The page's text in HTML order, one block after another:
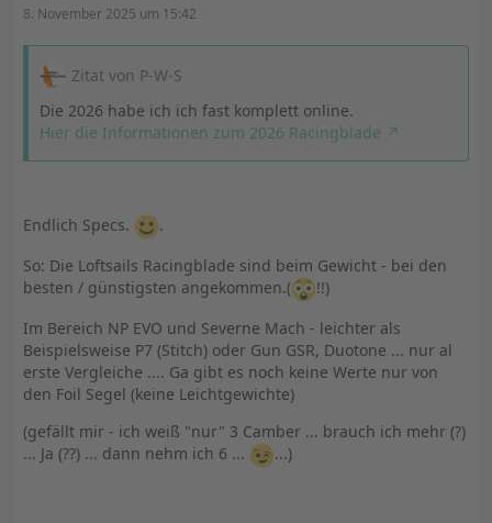
8. November 2025 um 15:42
Zitat von P-W-S
Die 2026 habe ich ich fast komplett online.
Hier die Informationen zum 2026 Racingblade
Endlich Specs.
.
So: Die Loftsails Racingblade sind beim Gewicht - bei den
besten / günstigsten angekommen.(
!!)
Im Bereich NP EVO und Severne Mach - leichter als
Beispielsweise P7 (Stitch) oder Gun GSR, Duotone ... nur al
erste Vergleiche .... Ga gibt es noch keine Werte nur von
den Foil Segel (keine Leichtgewichte)
(gefällt mir - ich weiß "nur" 3 Camber ... brauch ich mehr (?)
... Ja (??) ... dann nehm ich 6 ...
...)